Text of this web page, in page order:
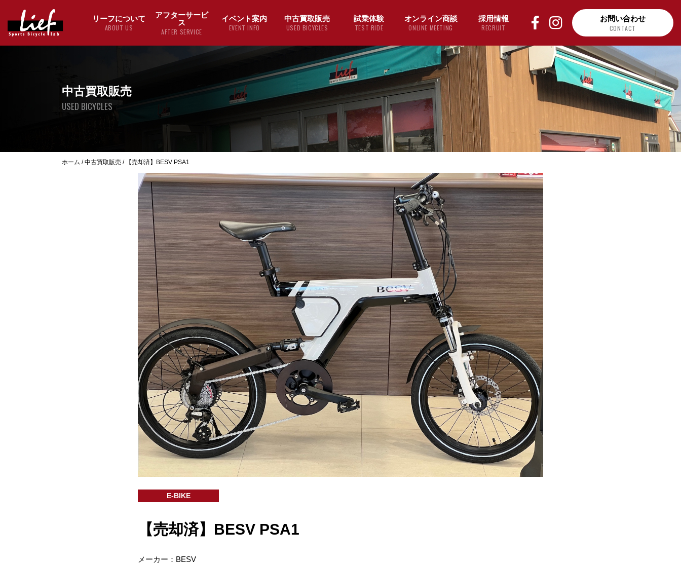
リーフについて
ABOUT US
アフターサービ
ス
AFTER SERVICE
イベント案内
EVENT INFO
中古買取販売
USED BICYCLES
試乗体験
TEST RIDE
オンライン商談
ONLINE MEETING
採用情報
RECRUIT
お問い合わせ
CONTACT
中古買取販売
USED BICYCLES
ホーム /中古買取販売 / 【売却済】BESV PSA1
E-BIKE
【売却済】BESV PSA1
メーカー：BESV